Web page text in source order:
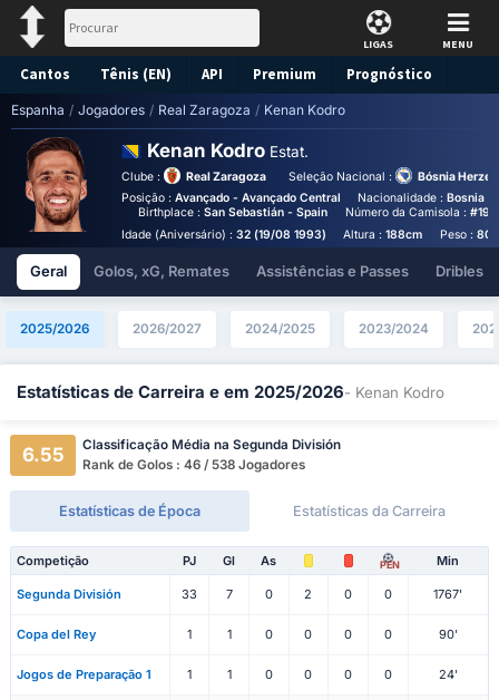
LIGAS MENU
Cantos Tênis (EN) API Premium Prognóstico
Espanha / Jogadores / Real Zaragoza / Kenan Kodro
Kenan Kodro Estat.
Clube : Real Zaragoza Seleção Nacional :
Bósnia
Posição : Avançado - Avançado Central Nacionalidade :Bosnia
Birthplace :San Sebastián - Spain Número da Camisola : #19
Idade (Aniversário) : 32 (19/08 1993) Altura :188cm Peso :
Geral Golos, xG, Remates Assistências e Passes Dribles
2025/2026 2026/2027 2024/2025 2023/2024
Estatísticas de Carreira e em 2025/2026- Kenan Kodro
6.55
Classificação Média na Segunda División
Rank de Golos : 46 / 538 Jogadores
Estatísticas de Época Estatísticas da Carreira
Competição PJ Gl As PEN Min
Segunda División 33 7 0 2 0 0 1767'
Copa del Rey 1 1 0 0 0 0 90'
Jogos de Preparação 1 1 1 0 0 0 0 24'